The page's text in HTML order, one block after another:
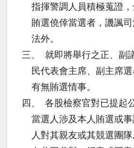
指揮警調人員積極蒐證
賄選僥倖當選者，譏諷
法外。
三、
就即將舉行之正、副
民代表會主席、副主席
有無賄選情事。
四、
各股檢察官對已提起
當選人涉及本人賄選或
人對其親友或其競選團